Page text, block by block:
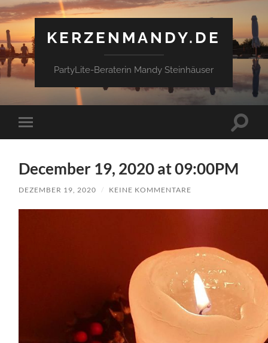
KERZENMANDY.DE
PartyLite-Beraterin Mandy Steinhäuser
Mobile-
Menü
December 19, 2020 at 09:00PM
DEZEMBER 19, 2020 / KEINE KOMMENTARE